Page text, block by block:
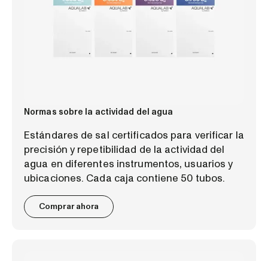
Normas sobre la actividad del agua
Estándares de sal certificados para verificar la
precisión y repetibilidad de la actividad del
agua en diferentes instrumentos, usuarios y
ubicaciones. Cada caja contiene 50 tubos.
Comprar ahora